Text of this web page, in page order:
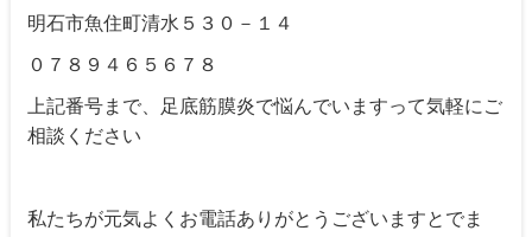
明石市魚住町清水５３０－１４
０７８９４６５６７８
上記番号まで、足底筋膜炎で悩んでいますって気軽にご
相談ください
私たちが元気よくお電話ありがとうございますとでま